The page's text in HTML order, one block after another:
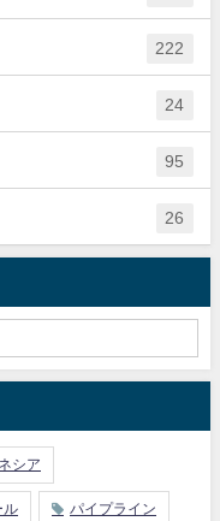
222
24
95
26
シア
ル パイプライン